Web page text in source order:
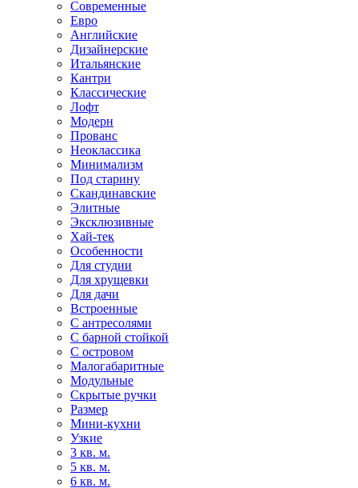
Современные
Евро
Английские
Дизайнерские
Итальянские
Кантри
Классические
Лофт
Модерн
Прованс
Неоклассика
Минимализм
Под старину
Скандинавские
Элитные
Эксклюзивные
Хай-тек
Особенности
Для студии
Для хрущевки
Для дачи
Встроенные
С антресолями
С барной стойкой
С островом
Малогабаритные
Модульные
Скрытые ручки
Размер
Мини-кухни
Узкие
3 кв. м.
5 кв. м.
6 кв. м.